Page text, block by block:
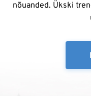
nõuanded. Ükski